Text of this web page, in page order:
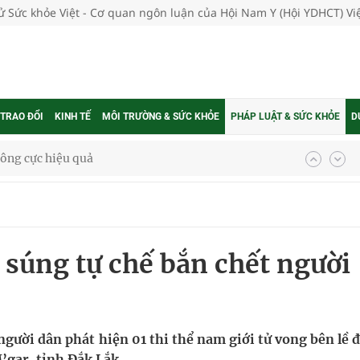
Sức khỏe Việt - Cơ quan ngôn luận của Hội Nam Y (Hội YDHCT)
ĐỔI KINH TẾ MÔI TRƯỜNG & SỨC KHỎE PHÁP LUẬT & SỨC KHỎE
gia
ung thư
Của Các Loài Nhân Sâm (Panax Spp.): Tổng
tự chế bắn chết người
dân phát hiện 01 thi thể nam giới tử vong bên lề